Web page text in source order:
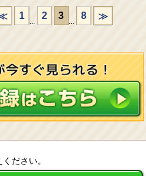
1
...
2 3
...
8 ≫
ださい。